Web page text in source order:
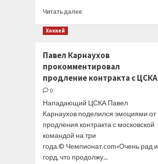
Читать далееПрочитать
проект
«Локо»,
который
три-
четыре
года
когда
доверяли
молодым
Хоккей
Павел Карнаухов
прокомментировал
продление контракта с ЦСКА
0
Нападающий ЦСКА Павел
Карнаухов поделился эмоциями от
продления контракта с московской
командой на три
года.© Чемпионат.com«Очень рад и
горд, что продолжу...